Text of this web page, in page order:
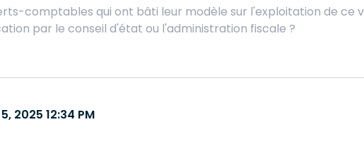
comptables qui ont bâti leur modèle sur l'exploitation de ce
par le conseil d'état ou l'administration fiscale ?
2025 12:34 PM